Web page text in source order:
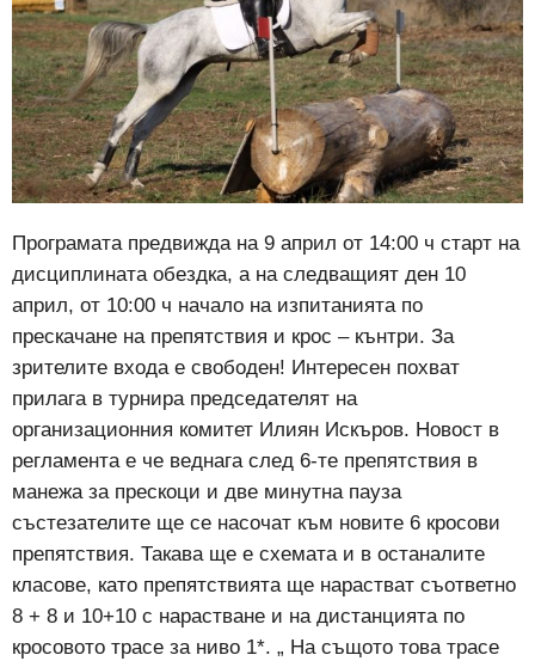
Програмата предвижда на 9 април от 14:00 ч старт на
дисциплината обездка, а на следващият ден 10
април, от 10:00 ч начало на изпитанията по
прескачане на препятствия и крос – кънтри. За
зрителите входа е свободен! Интересен похват
прилага в турнира председателят на
организационния комитет Илиян Искъров. Новост в
регламента е че веднага след 6-те препятствия в
манежа за прескоци и две минутна пауза
състезателите ще се насочат към новите 6 кросови
препятствия. Такава ще е схемата и в останалите
класове, като препятствията ще нарастват съответно
8 + 8 и 10+10 с нарастване и на дистанцията по
кросовото трасе за ниво 1*. „ На същото това трасе